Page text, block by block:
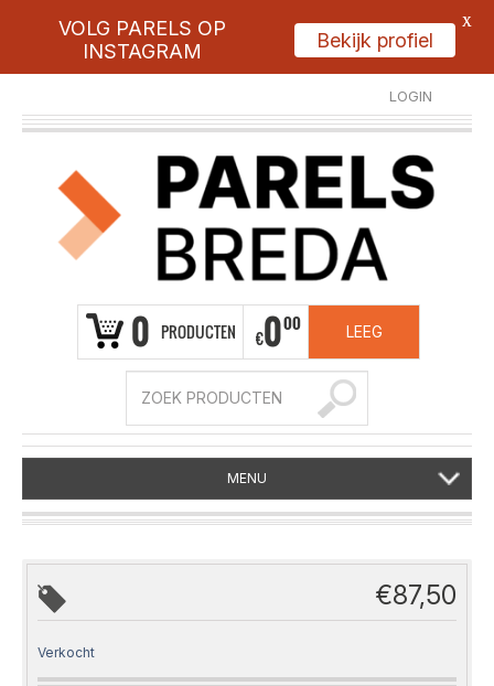
LOGIN
REGISTREER
0 PRODUCTEN €000 LEEG
MENU
€87,50
Verkocht
VOLG PARELS OP
INSTAGRAM
Bekijk profiel
X